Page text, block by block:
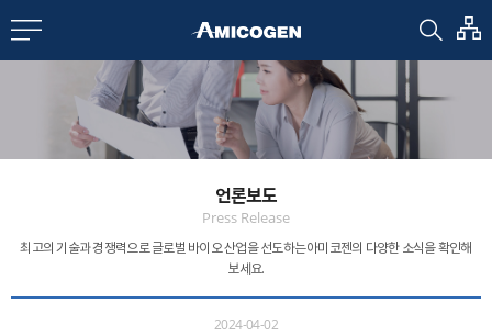
us
언론보도
Press Release
최고의 기술과 경쟁력으로 글로벌 바이오 산업을 선도하는아미코젠의 다양한 소식을 확인해
보세요.
2024-04-02